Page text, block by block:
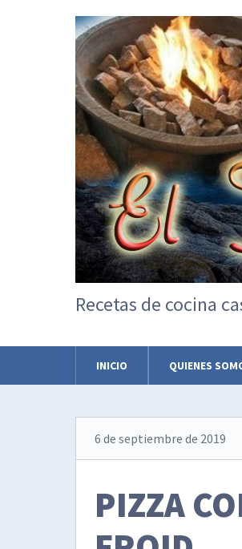
Recetas de cocina
INICIO QUIENES
6 de septiembre de 2019
PIZZA